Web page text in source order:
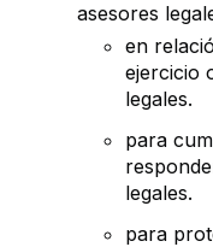
asesores
en
ejercicio
legales.
para
legales.
para